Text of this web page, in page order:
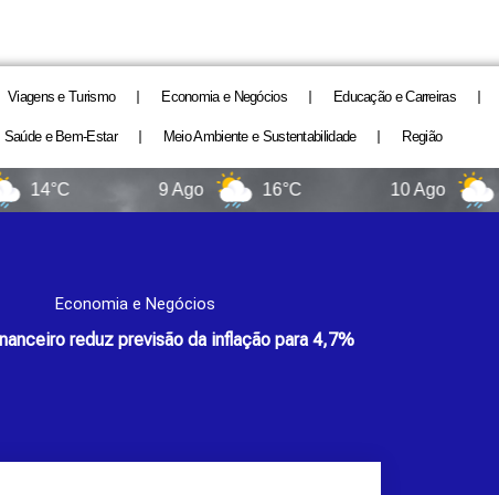
Viagens e Turismo Economia e Negócios Educação e Carreiras
Saúde e Bem-Estar Meio Ambiente e Sustentabilidade Região
16°C 9°C
Economia e Negócios
reduz previsão da inflação para 4,7%